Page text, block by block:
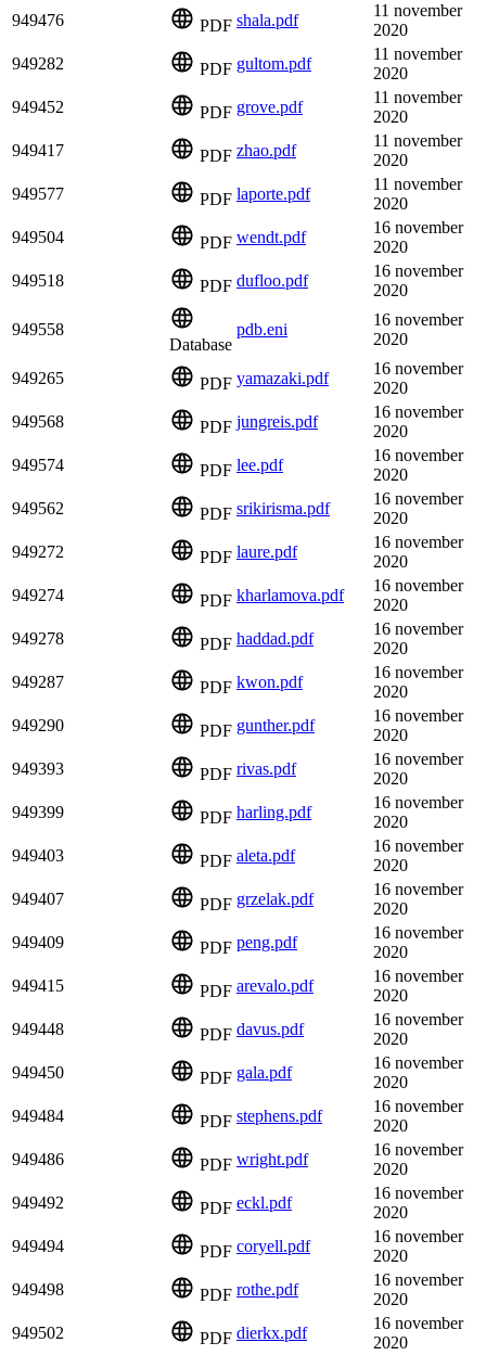
949476
PDF shala.pdf
11 november
2020
949282
PDF gultom.pdf
11 november
2020
949452
PDF grove.pdf
11 november
2020
949417
PDF zhao.pdf
11 november
2020
949577
PDF laporte.pdf
11 november
2020
949504
PDF wendt.pdf
16 november
2020
949518
PDF dufloo.pdf
16 november
2020
949558
Database
pdb.eni
16 november
2020
949265 PDF yamazaki.pdf
16 november
2020
949568
PDF jungreis.pdf
16 november
2020
949574
PDF lee.pdf
16 november
2020
949562
PDF srikirisma.pdf
16 november
2020
949272
PDF laure.pdf
16 november
2020
949274
PDF kharlamova.pdf
16 november
2020
949278
PDF haddad.pdf
16 november
2020
949287
PDF kwon.pdf
16 november
2020
949290
PDF gunther.pdf
16 november
2020
949393
PDF rivas.pdf
16 november
2020
949399
PDF harling.pdf
16 november
2020
949403
PDF aleta.pdf
16 november
2020
949407
PDF grzelak.pdf
16 november
2020
949409
PDF peng.pdf
16 november
2020
949415
PDF arevalo.pdf
16 november
2020
949448
PDF davus.pdf
16 november
2020
949450
PDF gala.pdf
16 november
2020
949484
PDF stephens.pdf
16 november
2020
949486
PDF wright.pdf
16 november
2020
949492
PDF eckl.pdf
16 november
2020
949494
PDF coryell.pdf
16 november
2020
949498
PDF rothe.pdf
16 november
2020
949502
PDF dierkx.pdf
16 november
2020